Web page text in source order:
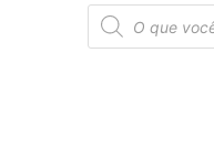
Pesquisar
produtos